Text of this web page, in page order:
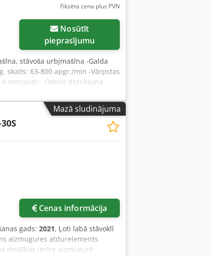
Fiksēta cena plus PVN
pieprasījumu
stāvoša urbjmašīna -Galda
skaits: 63-800 apgr./min -Vārpstas
mm/apgr. -Ūdens dzesēšana
Mazā sludinājuma
Cenas informācija
gads: 2021, Ļoti labā stāvoklī
aizmugures atdurelements
drošības ierīce aizmugurē